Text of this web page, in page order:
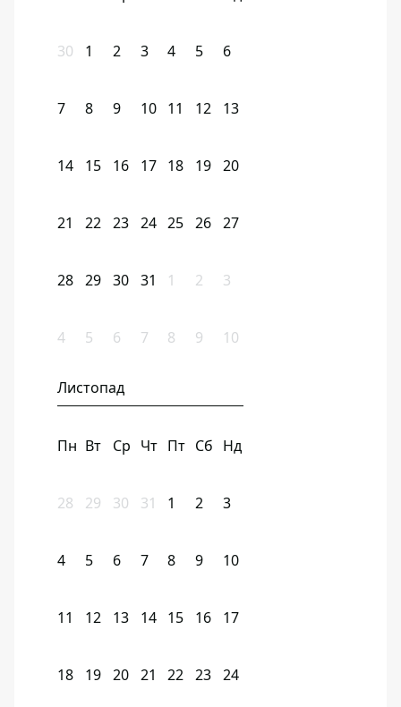
30 1 2 3 4 5 6
7 8 9 10 11 12 13
14 15 16 17 18 19 20
21 22 23 24 25 26 27
28 29 30 31 1 2 3
4 5 6 7 8 9 10
Листопад
Пн Вт Ср Чт Пт Сб Нд
28 29 30 31 1 2 3
4 5 6 7 8 9 10
11 12 13 14 15 16 17
18 19 20 21 22 23 24